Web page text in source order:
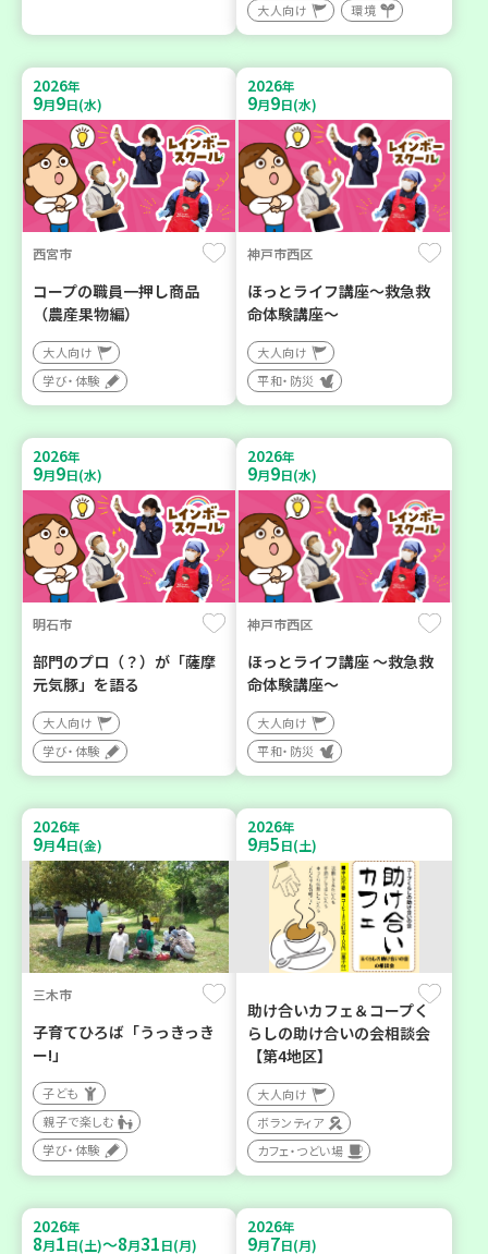
大人向け 環境
2026年
9月9日(水)
西宮市
コープの職員一押し商品
（農産果物編）
大人向け
学び・体験
2026年
9月9日(水)
神戸市西区
ほっとライフ講座～救急救
命体験講座～
大人向け
平和・防災
2026年
9月9日(水)
明石市
部門のプロ（？）が「薩摩
元気豚」を語る
大人向け
学び・体験
2026年
9月9日(水)
神戸市西区
ほっとライフ講座 ～救急救
命体験講座～
大人向け
平和・防災
2026年
9月4日(金)
三木市
子育てひろば「うっきっき
ー!」
子ども
親子で楽しむ
学び・体験
2026年
9月5日(土)
助け合いカフェ＆コープく
らしの助け合いの会相談会
【第4地区】
大人向け
ボランティア
カフェ・つどい場
2026年
8月1日(土)～8月31日(月)
2026年
9月7日(月)